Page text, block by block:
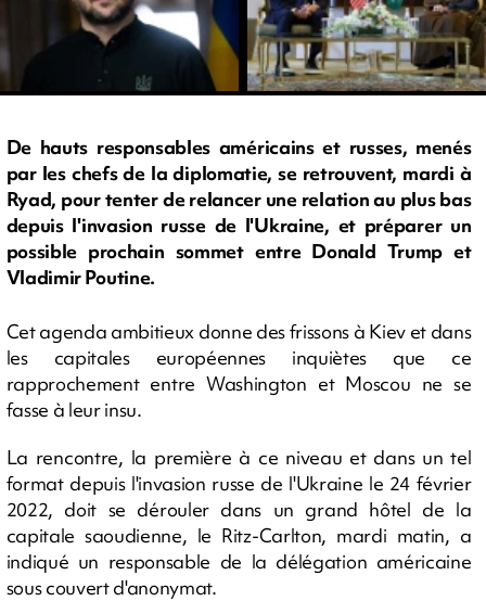
De hauts responsables américains et russes, menés
par les chefs de la diplomatie, se retrouvent, mardi à
Ryad, pour tenter de relancer une relation au plus bas
depuis l'invasion russe de l'Ukraine, et préparer un
possible prochain sommet entre Donald Trump et
Vladimir Poutine.
Cet agenda ambitieux donne des frissons à Kiev et dans
les capitales européennes inquiètes que ce
rapprochement entre Washington et Moscou ne se
fasse à leur insu.
La rencontre, la première à ce niveau et dans un tel
format depuis l'invasion russe de l'Ukraine le 24 février
2022, doit se dérouler dans un grand hôtel de la
capitale saoudienne, le Ritz-Carlton, mardi matin, a
indiqué un responsable de la délégation américaine
sous couvert d'anonymat.